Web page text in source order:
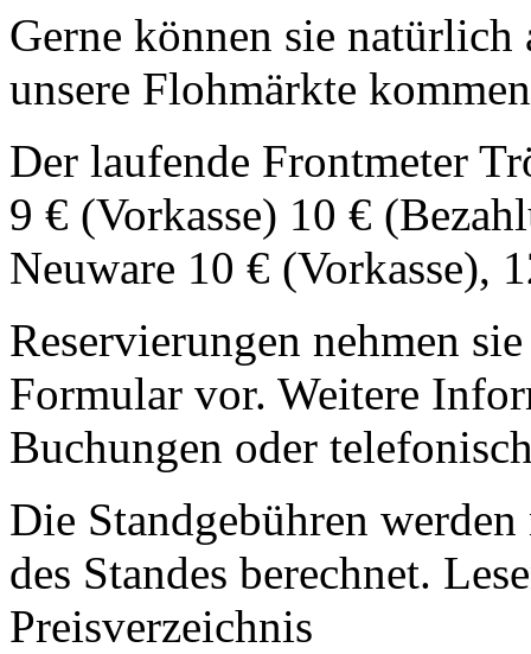
Gerne können sie
unsere Flohmärkte
Der laufende Frontmeter
9 € (Vorkasse) 10 €
Neuware 10 € (Vorkasse),
Reservierungen nehmen
Formular vor. Weitere
Buchungen oder
Die Standgebühren
des Standes berechnet.
Preisverzeichnis